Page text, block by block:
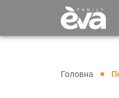
Головна